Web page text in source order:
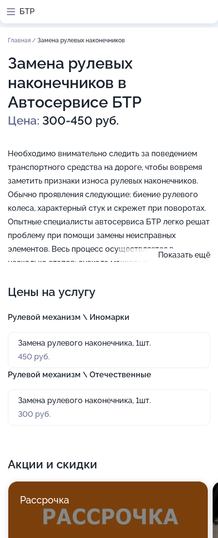
БТР
Главная / Замена рулевых наконечников
Замена рулевых
наконечников в
Автосервисе БТР
Цена: 300-450 руб.
Необходимо внимательно следить за поведением
транспортного средства на дороге, чтобы вовремя
заметить признаки износа рулевых наконечников.
Обычно проявления следующие: биение рулевого
колеса, характерный стук и скрежет при поворотах.
Опытные специалисты автосервиса БТР легко решат
проблему при помощи замены неисправных
элементов. Весь процесс осуществляется в
несколько этапов: сначала машину ставят на
демонтируют переднее колесо. Затем откручивают
Далее отвинчивают кольцевой элемент всей тяги и
Показать ещё
Цены на услугу
Рулевой механизм \ Иномарки
Замена рулевого наконечника, 1шт.
450 руб.
Рулевой механизм \ Отечественные
Замена рулевого наконечника, 1шт.
300 руб.
Акции и скидки
Рассрочка